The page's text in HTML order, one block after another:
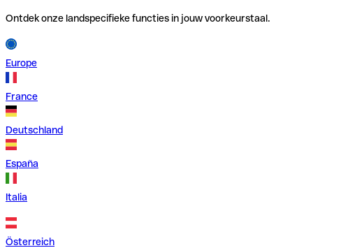
Ontdek onze landspecifieke functies in jouw voorkeurstaal.
Europe
France
Deutschland
España
Italia
Österreich